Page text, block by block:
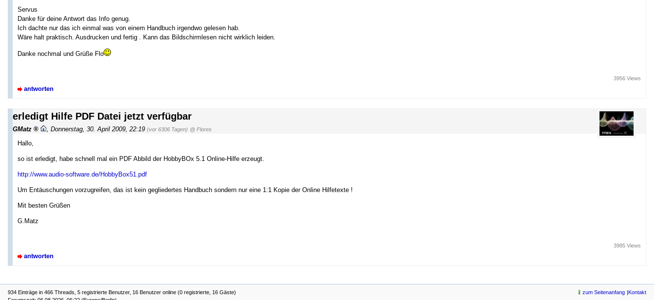
Servus
Danke für deine Antwort das Info genug.
Ich dachte nur das ich einmal was von einem Handbuch irgendwo gelesen hab.
Wäre halt praktisch. Ausdrucken und fertig . Kann das Bildschirmlesen nicht wirklich leiden.
Danke nochmal und Grüße Flo
antworten
3956 Views
erledigt Hilfe PDF Datei jetzt verfügbar
GMatz Donnerstag, 30. April 2009, 22:19 (vor 6306 Tagen) @ Flores
Hallo,
so ist erledigt, habe schnell mal ein PDF Abbild der HobbyBOx 5.1 Online-Hilfe erzeugt.
http://www.audio-software.de/HobbyBox51.pdf
Um Entäuschungen vorzugreifen, das ist kein gegliedertes Handbuch sondern nur eine 1:1 Kopie der Online Hilfetexte !
Mit besten Grüßen
G.Matz
antworten
3985 Views
934 Einträge in 466 Threads, 5 registrierte Benutzer, 16 Benutzer online (0 registrierte, 16 Gäste)
zum Seitenanfang Kontakt